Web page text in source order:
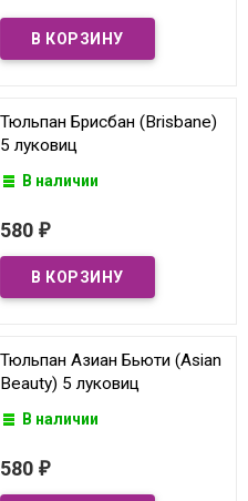
Тюльпан Брисбан (Brisbane)
5 луковиц
В наличии
580 ₽
Тюльпан Азиан Бьюти (Asian
Beauty) 5 луковиц
В наличии
580 ₽